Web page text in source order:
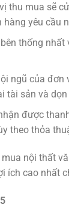
thu mua sẽ
yêu cầu
thống
ngũ của
tài sản và
được
theo thỏa
nội thất
ích cao nhất